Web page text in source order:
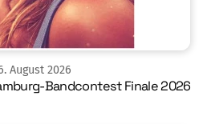
. August 2026
Bandcontest Finale 2026